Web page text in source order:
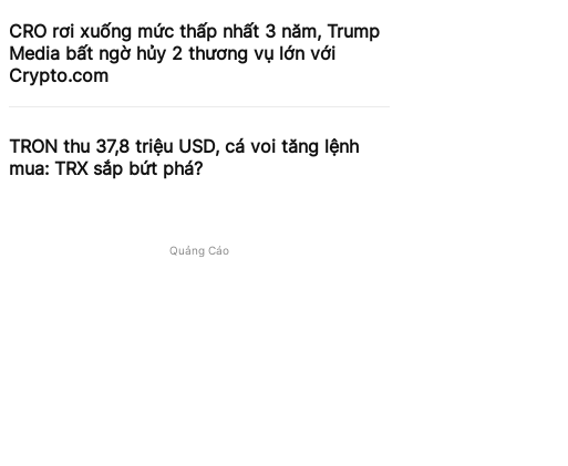
CRO rơi xuống mức thấp nhất 3 năm, Trump
Media bất ngờ hủy 2 thương vụ lớn với
Crypto.com
TRON thu 37,8 triệu USD, cá voi tăng lệnh
mua: TRX sắp bứt phá?
Quảng Cáo